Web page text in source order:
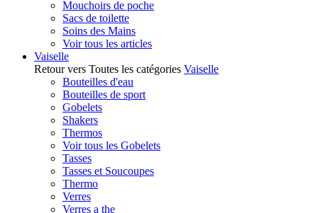
Mouchoirs de poche
Sacs de toilette
Soins des Mains
Voir tous les articles
Vaiselle
Retour vers Toutes les catégories Vaiselle
Bouteilles d'eau
Bouteilles de sport
Gobelets
Shakers
Thermos
Voir tous les Gobelets
Tasses
Tasses et Soucoupes
Thermo
Verres
Verres a the